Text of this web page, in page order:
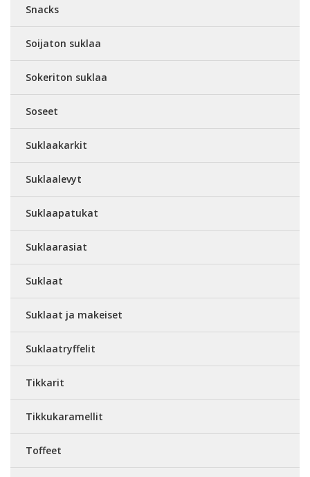
Snacks
Soijaton suklaa
Sokeriton suklaa
Soseet
Suklaakarkit
Suklaalevyt
Suklaapatukat
Suklaarasiat
Suklaat
Suklaat ja makeiset
Suklaatryffelit
Tikkarit
Tikkukaramellit
Toffeet